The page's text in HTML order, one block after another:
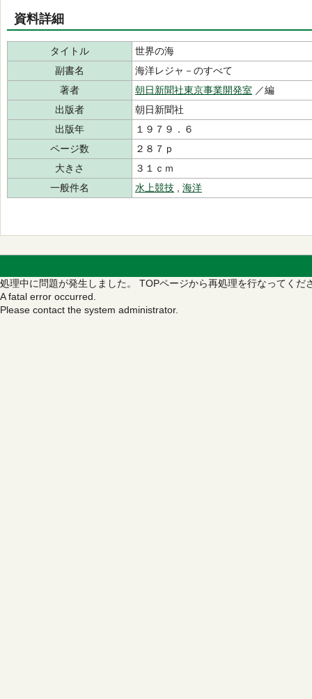
資料詳細
タイトル
世界の海
副書名
海洋レジャ－のすべて
著者
朝日新聞社東京事業開発室 ／編
出版者
朝日新聞社
出版年
１９７９．６
ページ数
２８７ｐ
大きさ
３１ｃｍ
一般件名
水上競技 海洋
処理中に問題が発生しました。 TOPページから再処理を行なってくだ
A fatal error occurred.
Please contact the system administrator.